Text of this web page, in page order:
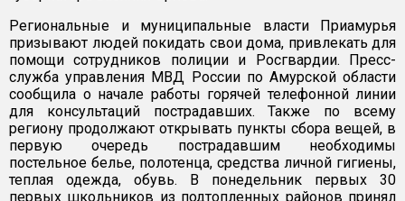
Региональные и муниципальные власти Приамурья
призывают людей покидать свои дома, привлекать для
помощи сотрудников полиции и Росгвардии. Пресс-
служба управления МВД России по Амурской области
сообщила о начале работы горячей телефонной линии
для консультаций пострадавших. Также по всему
региону продолжают открывать пункты сбора вещей, в
первую очередь пострадавшим необходимы
постельное белье, полотенца, средства личной гигиены,
теплая одежда, обувь. В понедельник первых 30
первых школьников из подтопленных районов принял